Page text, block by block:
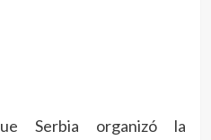
Serbia organizó la